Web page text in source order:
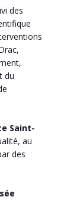
des
du
Saint-
au
des